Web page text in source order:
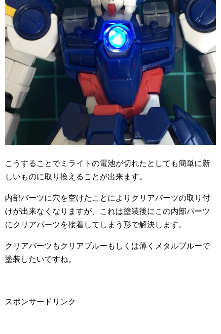
こうすることでミライトの電池が切れたとしても簡単に新
しいものに取り換えることが出来ます。
内部パーツに穴を空けたことによりクリアパーツの取り付
けが出来なくなりますが、これは塗装後にこの内部パーツ
にクリアパーツを接着してしまう形で解決します。
クリアパーツもクリアブルーもしくは薄くメタルブルーで
塗装したいですね。
スポンサードリンク